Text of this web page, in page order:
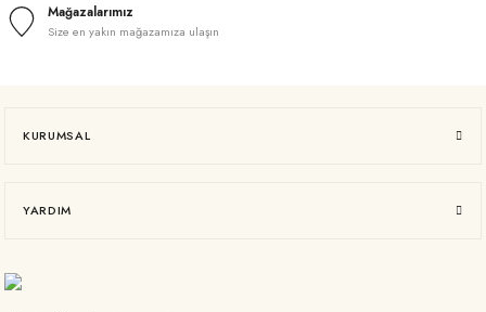
Mağazalarımız
Size en yakın mağazamıza ulaşın
KURUMSAL
YARDIM